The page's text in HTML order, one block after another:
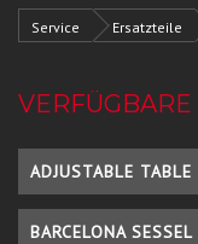
Service Ersatzteile
ADJUSTABLE
BARCELONA SESSEL